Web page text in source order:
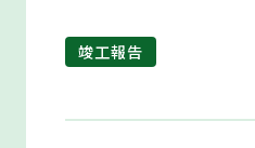
竣工報告